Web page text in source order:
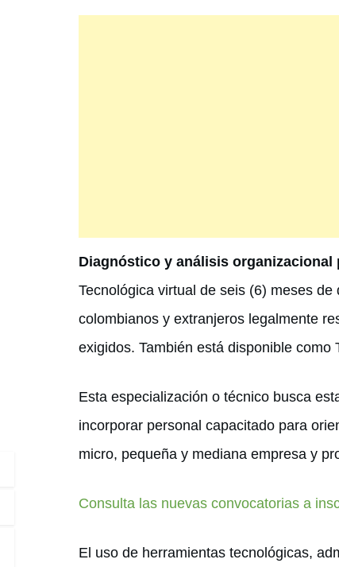
Diagnóstico y análisis
Tecnológica virtual de seis (6) meses
colombianos y extranjeros legalmente
exigidos. También está disponible como
Esta especialización o técnico busca
incorporar personal capacitado para
micro, pequeña y mediana empresa y
Consulta las nuevas convocatorias a
El uso de herramientas tecnológicas,